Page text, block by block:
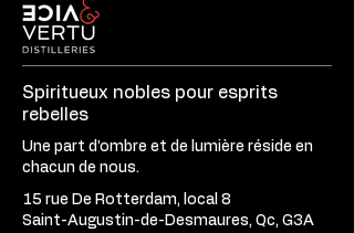
Spiritueux nobles pour esprits
rebelles
Une part d’ombre et de lumière réside en
chacun de nous.
15 rue De Rotterdam, local 8
Saint-Augustin-de-Desmaures, Qc, G3A